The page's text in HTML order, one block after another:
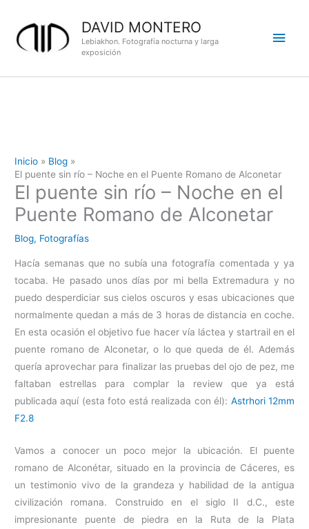
contenido
DAVID MONTERO
Lebiakhon. Fotografía nocturna y larga
exposición
Inicio
Blog
El puente sin río – Noche en el Puente Romano de Alconetar
El puente sin río – Noche en el
Puente Romano de Alconetar
Blog, Fotografías
Hacía semanas que no subía una fotografía comentada y ya
tocaba. He pasado unos días por mi bella Extremadura y no
puedo desperdiciar sus cielos oscuros y esas ubicaciones que
normalmente quedan a más de 3 horas de distancia en coche.
En esta ocasión el objetivo fue hacer vía láctea y startrail en el
puente romano de Alconetar, o lo que queda de él. Además
quería aprovechar para finalizar las pruebas del ojo de pez, me
faltaban estrellas para complar la review que ya está
publicada aquí (esta foto está realizada con él): Astrhori 12mm
F2.8
Vamos a conocer un poco mejor la ubicación. El puente
romano de Alconétar, situado en la provincia de Cáceres, es
un testimonio vivo de la grandeza y habilidad de la antigua
civilización romana. Construido en el siglo II d.C., este
impresionante puente de piedra en la Ruta de la Plata